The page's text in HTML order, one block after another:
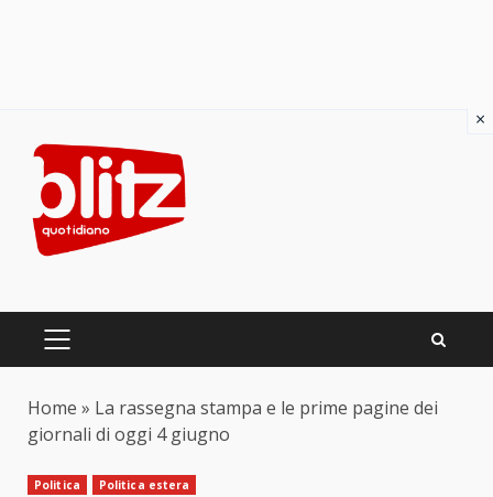
content
PRIMARY
Home » La rassegna stampa e le prime pagine dei
giornali di oggi 4 giugno
Politica Politica estera
×